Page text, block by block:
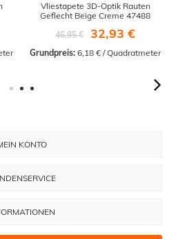
Vliestapete 3D-Optik Rauten
Geflecht Beige Creme 47488
46,95 €
32,93 €
Grundpreis: 6,18 € / Quadratmeter
KONTO